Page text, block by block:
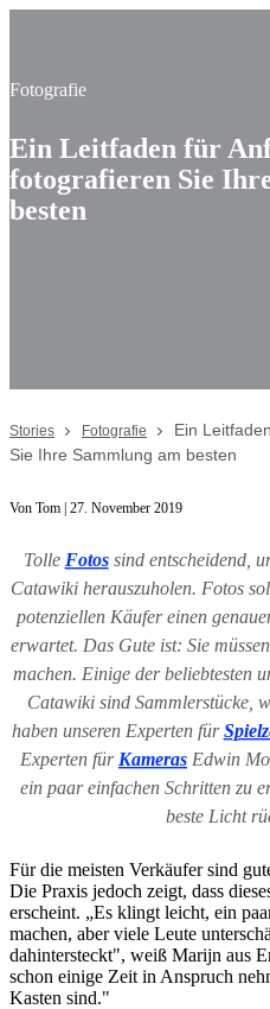
Fotografie
Ein Leitfaden für
fotografieren Sie
besten
Stories Fotografie
Ein
Sie Ihre Sammlung am besten
Von Tom | 27. November 2019
Tolle Fotossind entscheidend,
Catawiki herauszuholen. Fotos
potenziellen Käufer einen
erwartet. Das Gute ist: Sie
machen. Einige der beliebtesten
Catawiki sind Sammlerstücke,
haben unseren Experten für
Experten für Kameras Edwin
ein paar einfachen Schritten zu
beste Licht
Für die meisten Verkäufer sind
Die Praxis jedoch zeigt, dass
erscheint. „Es klingt leicht, ein
machen, aber viele Leute
dahintersteckt", weiß Marijn aus
schon einige Zeit in Anspruch
Kasten sind."